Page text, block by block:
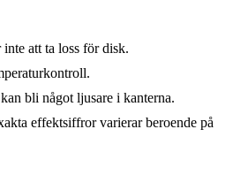
inte att ta loss för disk.
bli något ljusare i kanterna.
effektsiffror varierar beroende på